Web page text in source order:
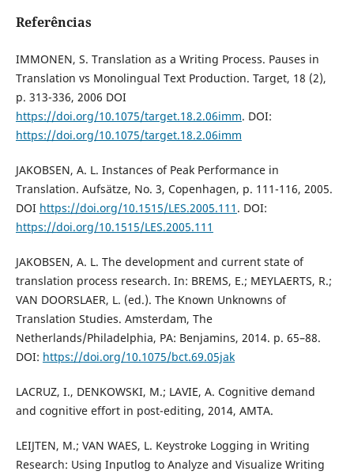
Referências
IMMONEN, S. Translation as a Writing Process. Pauses in
Translation vs Monolingual Text Production. Target, 18 (2),
p. 313-336, 2006 DOI
https://doi.org/10.1075/target.18.2.06imm. DOI:
https://doi.org/10.1075/target.18.2.06imm
JAKOBSEN, A. L. Instances of Peak Performance in
Translation. Aufsätze, No. 3, Copenhagen, p. 111-116, 2005.
DOI https://doi.org/10.1515/LES.2005.111 . DOI:
https://doi.org/10.1515/LES.2005.111
JAKOBSEN, A. L. The development and current state of
translation process research. In: BREMS, E.; MEYLAERTS, R.;
VAN DOORSLAER, L. (ed.). The Known Unknowns of
Translation Studies. Amsterdam, The
Netherlands/Philadelphia, PA: Benjamins, 2014. p. 65–88.
DOI: https://doi.org/10.1075/bct.69.05jak
LACRUZ, I., DENKOWSKI, M.; LAVIE, A. Cognitive demand
and cognitive effort in post-editing, 2014, AMTA.
LEIJTEN, M.; VAN WAES, L. Keystroke Logging in Writing
Research: Using Inputlog to Analyze and Visualize Writing